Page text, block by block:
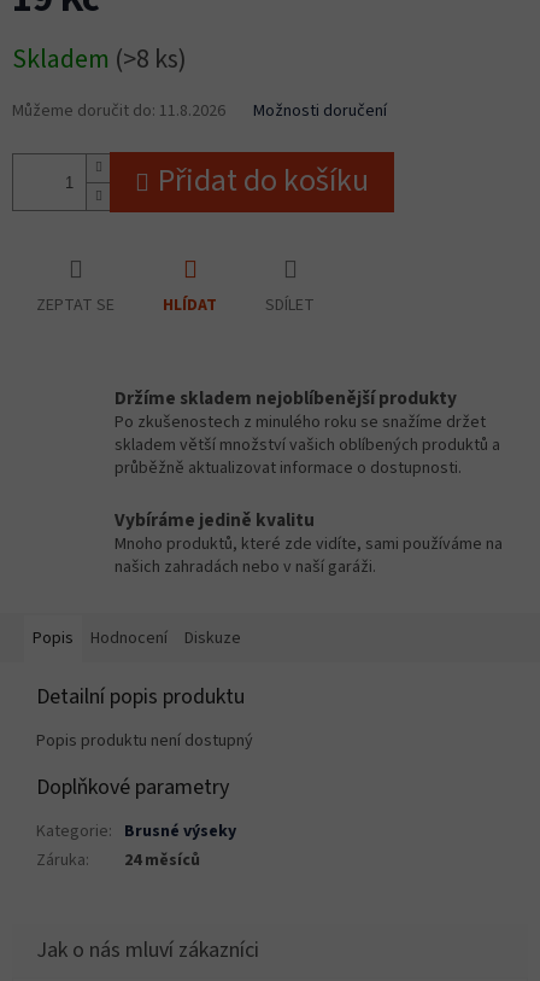
cena:
Skladem (>8 ks)
Můžeme doručit do: 11.8.2026 Možnosti doručení
Přidat do košíku
ZEPTAT SE HLÍDAT SDÍLET
Držíme skladem nejoblíbenější produkty
Po zkušenostech z minulého roku se snažíme držet
skladem větší množství vašich oblíbených produktů a
průběžně aktualizovat informace o dostupnosti.
Vybíráme jedině kvalitu
Mnoho produktů, které zde vidíte, sami používáme na
našich zahradách nebo v naší garáži.
Popis Hodnocení Diskuze
Detailní popis produktu
Popis produktu není dostupný
Doplňkové parametry
Kategorie: Brusné výseky
Záruka: 24 měsíců